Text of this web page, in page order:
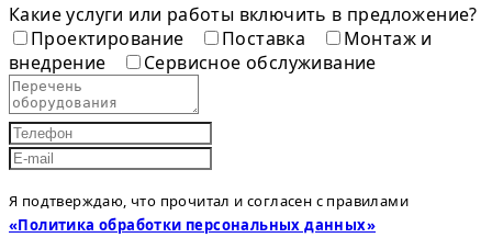
Какие услуги или работы включить в предложение?
Проектирование
Поставка
Монтаж и
внедрение
Сервисное обслуживание
Я подтверждаю, что прочитал и согласен с правилами
«Политика обработки персональных данных»